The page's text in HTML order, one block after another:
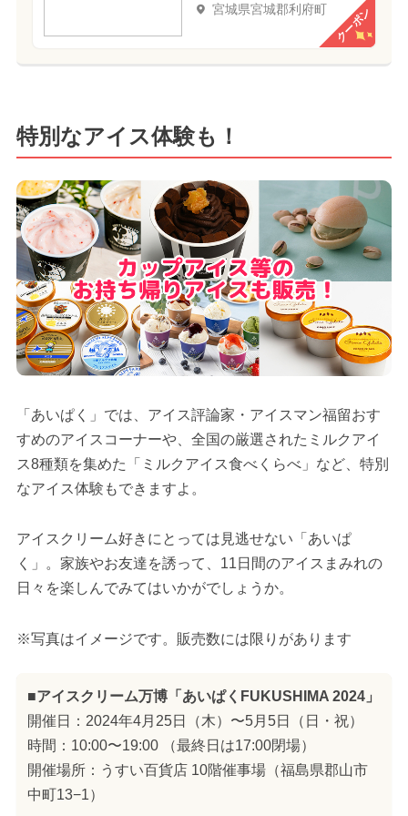
宮城県宮城郡利府町 クーポン
特別なアイス体験も！
「あいぱく」では、アイス評論家・アイスマン福留おす
すめのアイスコーナーや、全国の厳選されたミルクアイ
ス8種類を集めた「ミルクアイス食べくらべ」など、特別
なアイス体験もできますよ。
アイスクリーム好きにとっては見逃せない「あいぱ
く」。家族やお友達を誘って、11日間のアイスまみれの
日々を楽しんでみてはいかがでしょうか。
※写真はイメージです。販売数には限りがあります
■アイスクリーム万博「あいぱくFUKUSHIMA 2024」
開催日：2024年4月25日（木）〜5月5日（日・祝）
時間：10:00〜19:00 （最終日は17:00閉場）
開催場所：うすい百貨店 10階催事場（福島県郡山市
中町13−1）